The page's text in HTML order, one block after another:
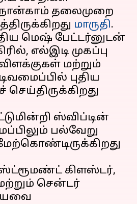
தலைமுறை
மாருதி.
மெஷ் பேட்டர்னுடன்
எல்இடி முகப்பு
மற்றும்
புதிய
ஸ்விப்டின்
பல்வேறு
கிளஸ்டர்,
சென்டர்